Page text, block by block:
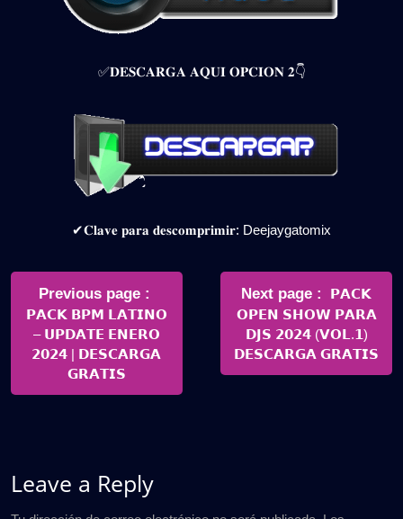
✅𝐃𝐄𝐒𝐂𝐀𝐑𝐆𝐀 𝐀𝐐𝐔𝐈 𝐎𝐏𝐂𝐈𝐎𝐍 𝟐👇
✔𝐂𝐥𝐚𝐯𝐞 𝐩𝐚𝐫𝐚 𝐝𝐞𝐬𝐜𝐨𝐦𝐩𝐫𝐢𝐦𝐢𝐫: Deejaygatomix
Navegación
entradas
Previous page
Posts
𝗣𝗔𝗖𝗞 𝗕𝗣𝗠 𝗟𝗔𝗧𝗜𝗡𝗢
– 𝗨𝗣𝗗𝗔𝗧𝗘 𝗘𝗡𝗘𝗥𝗢
𝟮𝟬𝟮𝟰 | 𝗗𝗘𝗦𝗖𝗔𝗥𝗚𝗔
𝗚𝗥𝗔𝗧𝗜𝗦
Next page
Newer
Posts
𝗣𝗔𝗖𝗞
𝗢𝗣𝗘𝗡 𝗦𝗛𝗢𝗪 𝗣𝗔𝗥𝗔
𝗗𝗝𝗦 𝟮𝟬𝟮𝟰 (𝗩𝗢𝗟.𝟭)
𝗗𝗘𝗦𝗖𝗔𝗥𝗚𝗔 𝗚𝗥𝗔𝗧𝗜𝗦
Leave a Reply